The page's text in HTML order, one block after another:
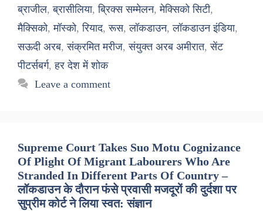
ब्राजील,ब्रासीलिया,ब्रिक्स सम्मेलन,मेक्सिको सिटी,
मैक्सिको,मॉस्को,रियाद,रूस,लॉकडाउन,लॉकडाउन इंडिया,
सऊदी अरब,संक्रमित मरीज,संयुक्त अरब अमीरात,सेंट
पीटर्सबर्ग,हर देश में शोक
Leave a comment
Supreme Court Takes Suo Motu Cognizance
Of Plight Of Migrant Labourers Who Are
Stranded In Different Parts Of Country –
लॉकडाउन के दौरान फंसे प्रवासी मजदूरों की दुर्दशा पर
सुप्रीम कोर्ट ने लिया स्वत: संज्ञान